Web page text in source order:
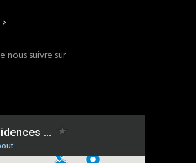
nous suivre sur :